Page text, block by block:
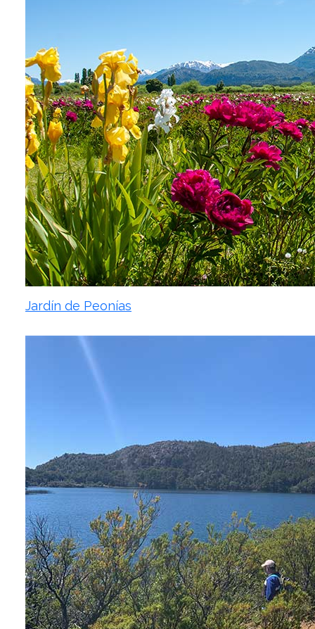
Jardín de Peonías